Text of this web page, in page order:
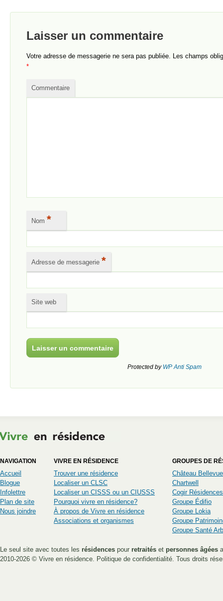
Laisser un commentaire
Votre adresse de messagerie ne sera pas publiée. Les champs
*
Commentaire
Nom *
Adresse de messagerie *
Site web
Protected by WP Anti Spam
NAVIGATION
Accueil
Blogue
Infolettre
Plan de site
Nous joindre
VIVRE EN RÉSIDENCE
Trouver une résidence
Localiser un CLSC
Localiser un CISSS ou un CIUSSS
Pourquoi vivre en résidence?
À propos de Vivre en résidence
Associations et organismes
GROUPES DE
Château Bellevue
Chartwell
Cogir Résidences
Groupe Édifio
Groupe Lokia
Groupe
Groupe Santé
Le seul site avec toutes les résidences pour retraités et personnes âgées
2010-2026 © Vivre en résidence Politique de confidentialité . Tous droits